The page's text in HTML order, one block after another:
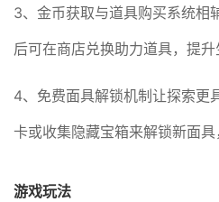
3、金币获取与道具购买系统相
后可在商店兑换助力道具，提升
4、免费面具解锁机制让探索更
卡或收集隐藏宝箱来解锁新面具
游戏玩法